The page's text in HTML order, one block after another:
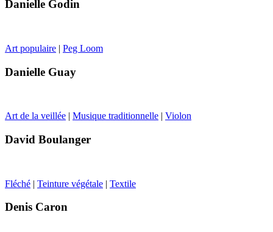
Danielle Godin
Art populaire | Peg Loom
Danielle Guay
Art de la veillée | Musique traditionnelle | Violon
David Boulanger
Fléché | Teinture végétale | Textile
Denis Caron